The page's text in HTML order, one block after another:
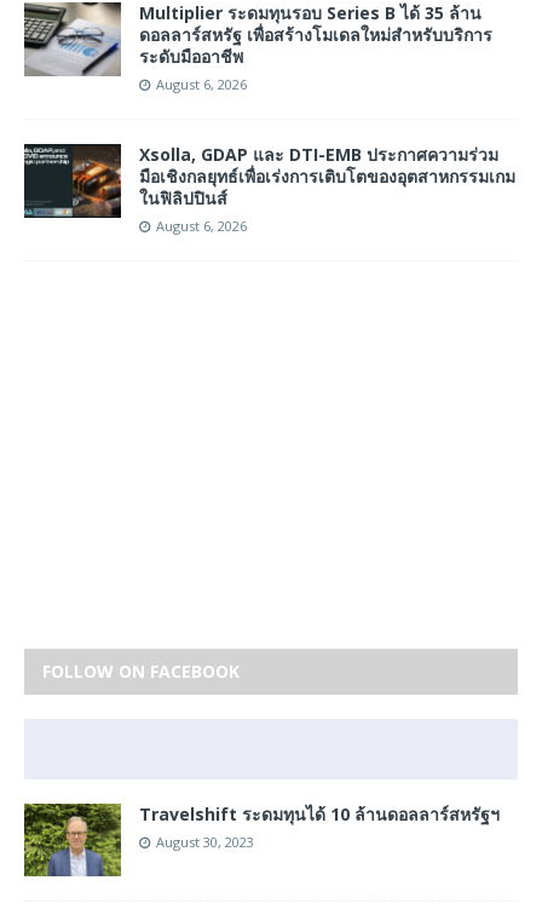
Multiplier ระดมทุนรอบ Series B ได้ 35 ล้าน
ดอลลาร์สหรัฐ เพื่อสร้างโมเดลใหม่สำหรับบริการ
ระดับมืออาชีพ
August 6, 2026
Xsolla, GDAP และ DTI-EMB ประกาศความร่วม
มือเชิงกลยุทธ์เพื่อเร่งการเติบโตของอุตสาหกรรมเกม
ในฟิลิปปินส์
August 6, 2026
FOLLOW ON FACEBOOK
Travelshift ระดมทุนได้ 10 ล้านดอลลาร์สหรัฐฯ
August 30, 2023